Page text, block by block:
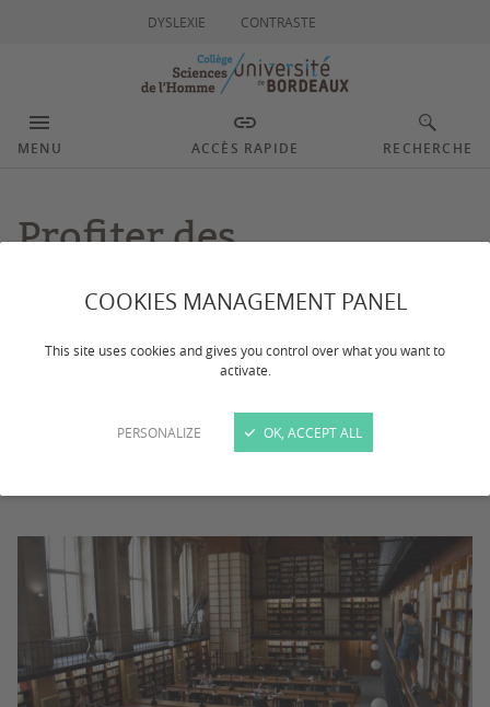
COOKIES MANAGEMENT PANEL
This site uses cookies and gives you control over what you want to
activate.
PERSONALIZE OK, ACCEPT ALL
DYSLEXIE CONTRASTE
MENU ACCÈS RAPIDE RECHERCHE
Profiter des
bibliothèques
le 18/11/2024
En tant que personnel de l'université de Bordeaux, de
nombreux services vous sont proposés par les